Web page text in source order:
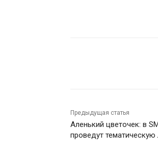
Предыдущая статья
Аленький цветочек: в
проведут тематическую